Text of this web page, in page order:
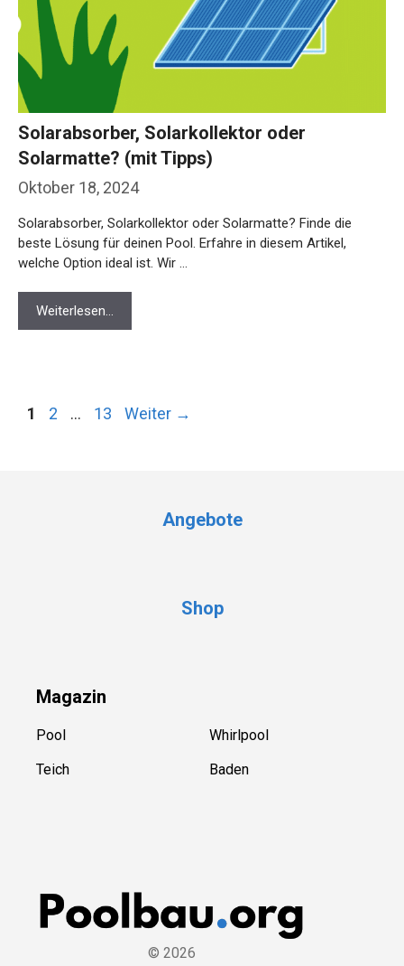
Oktober 18, 2024
Solarabsorber, Solarkollektor oder
Solarmatte? (mit Tipps)
Solarabsorber, Solarkollektor oder Solarmatte? Finde die
beste Lösung für deinen Pool. Erfahre in diesem Artikel,
welche Option ideal ist. Wir …
Weiterlesen…
Seite
1 Seite
2 … Seite
13 Weiter →
Angebote
Shop
Magazin
Pool
Teich
Whirlpool
Baden
© 2026